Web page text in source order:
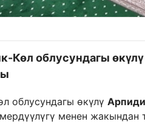
Көл облусундагы
облусундагы өкүлү
менен